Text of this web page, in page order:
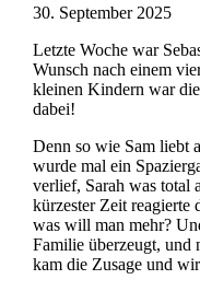
30. September 2025
Letzte Woche war
Wunsch nach einem
kleinen Kindern war
dabei!
Denn so wie Sam liebt
wurde mal ein
verlief, Sarah was total
kürzester Zeit reagierte
was will man mehr?
Familie überzeugt, und
kam die Zusage und